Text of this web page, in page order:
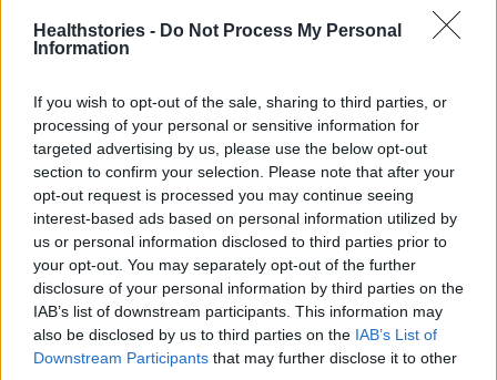
Healthstories - Do Not Process My Personal
Information
If you wish to opt-out of the sale, sharing to third parties, or
processing of your personal or sensitive information for
targeted advertising by us, please use the below opt-out
section to confirm your selection. Please note that after your
opt-out request is processed you may continue seeing
interest-based ads based on personal information utilized by
us or personal information disclosed to third parties prior to
your opt-out. You may separately opt-out of the further
disclosure of your personal information by third parties on the
IAB’s list of downstream participants. This information may
also be disclosed by us to third parties on the IAB’s List of
Downstream Participants that may further disclose it to other
healthstories
Δείτε Ακόμη
9 πράγματα που δεν πρέπει να λέτε σε